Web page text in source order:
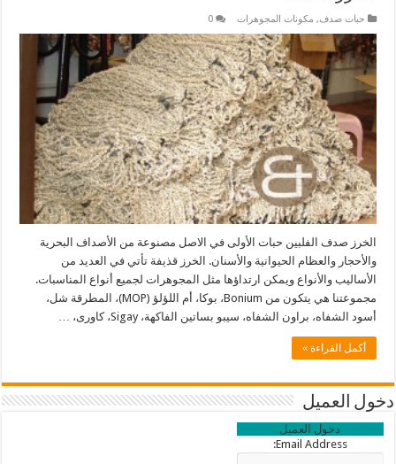
حبات صدف, مكونات المجوهرات 0
الخرز صدف الفلبين حبات الأولى في الاصل مصنوعة من الأصداف البحرية
والأحجار والعظام الحيوانية والأسنان. الخرز قذيفة تأتي في العديد من
الأساليب والأنواع ويمكن ارتداؤها مثل المجوهرات لجميع أنواع المناسبات.
مجموعتنا هي يتكون من Bonium، بوكا، أم اللؤلؤ (MOP)، المطرقة شل،
أسود الشفاه، براون الشفاه، سيبو بساتين الفاكهة، Sigay، كاورى، …
أكمل القراءة »
دخول العميل
دخول العميل
Email Address: